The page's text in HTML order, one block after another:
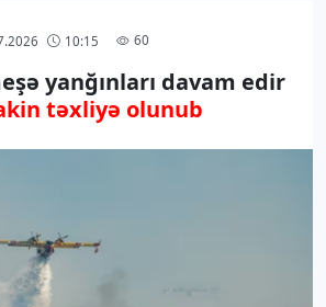
10:15 60
yanğınları davam edir
təxliyə olunub